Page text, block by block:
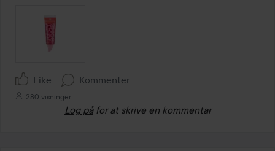
Like Kommenter
280 visninger
Log på for at skrive en kommentar